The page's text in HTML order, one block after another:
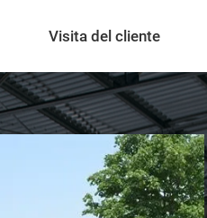
Visita del cliente